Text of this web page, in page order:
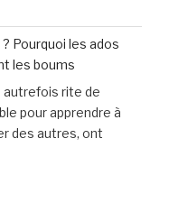
Pourquoi les ados
les boums
autrefois rite de
pour apprendre à
des autres, ont